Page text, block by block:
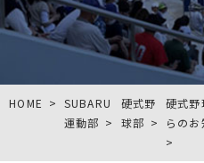
HOME
SUBARU
運動部
硬式野
球部
硬式野
らの